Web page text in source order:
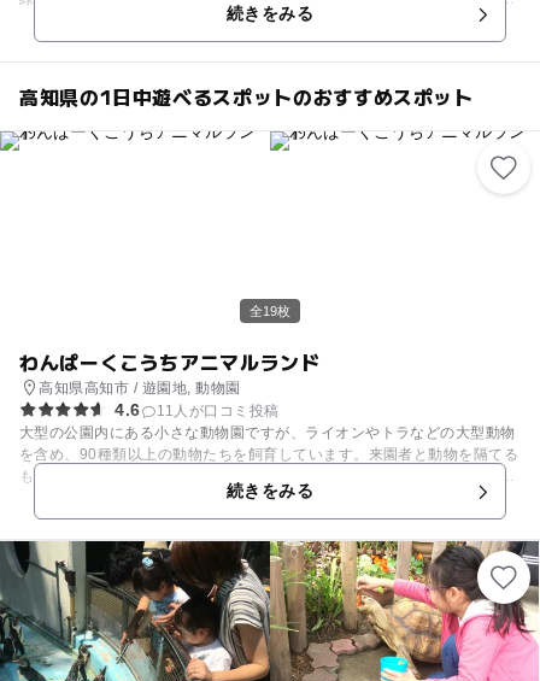
物などワクワクがいっぱい。園内には牧野植物園のオリジナル作品が楽し
めるシアターがあり、雨の日でもお楽しみいただけます。 ほかにも、ピク
姿に驚きがいっぱいの「ふむふむ広場」など、みどころがたくさんありま
す。ベビーカーでのお散歩にもおすすめです。
続きをみる
高知県の1日中遊べるスポットのおすすめスポット
全19枚
わんぱーくこうちアニマルランド
高知県高知市 / 遊園地, 動物園
4.6
11人が口コミ投稿
大型の公園内にある小さな動物園ですが、ライオンやトラなどの大型動物
を含め、90種類以上の動物たちを飼育しています。来園者と動物を隔てる
ものは薄いガラス１枚だけの室内展示では、チンパンジ－やマントヒヒを
間近で観察することができます。じっと見つめあったり、ガラスめがけて
体当たりしてきたり、愛嬌に満ちた仕草に出会えます。ふれあいコーナー
では10:30～12:00・13:00～15:30にモルモット、ウサギ、ヤギなどとふ
れあえます（7,8,9月はお休み）。また、希少な四国産のニホンカモシカ
やオオイタサンショウウオなど、地元の動物の展示にも力を入れていま
す。 その他、公園内にはプレイランド、アスレチックゾーン、滝ゾーンな
どもあり、ゆっくり遊ぶことができます。 小動物のふれあい広場/あり
（詳細はHPをご確認ください） 併設遊園地/あり
続きをみる